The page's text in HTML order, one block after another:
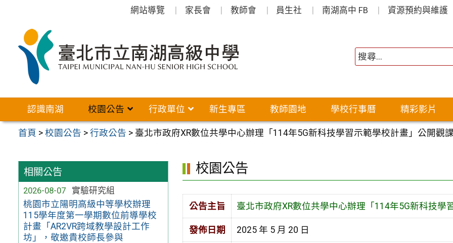
網站導覽 家長會 教師會 員生社 南湖高中 FB 資源預約與維護
認識南湖 校園公告 行政單位 新生專區 教師園地 學校行事曆 精彩影片
首頁 >校園公告 >行政公告 > 臺北市政府XR數位共學中心辦理「114年5G新科技學習示範學校計畫」公開觀
相關公告
2026-08-07
實驗研究組
桃園市立陽明高級中等學校辦理
115學年度第一學期數位前導學校
計畫「AR2VR跨域教學設計工作
坊」，敬邀貴校師長參與
校園公告
公告主旨 臺北市政府XR數位共學中心辦理「114年5G新科技學
發佈日期 2025 年 5 月 20 日